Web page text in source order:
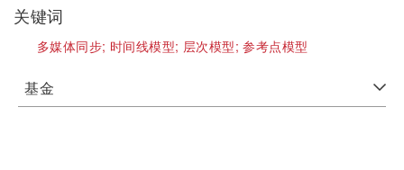
关键词
多媒体同步; 时间线模型; 层次模型;参考点模型
基金